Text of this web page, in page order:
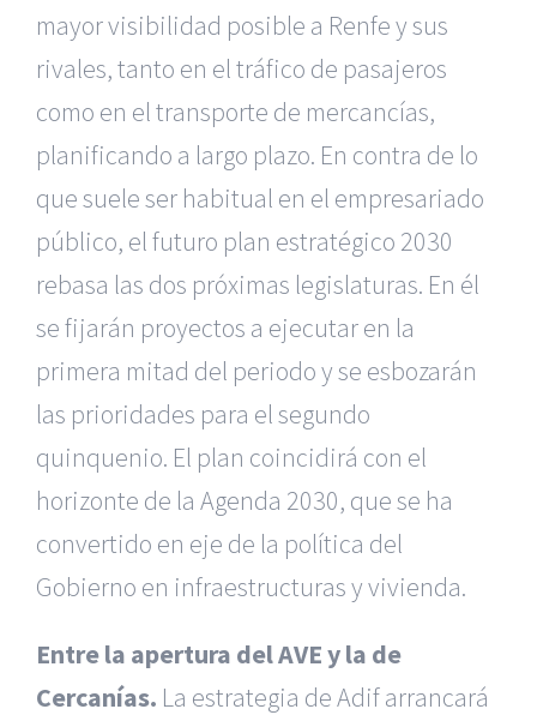
mayor visibilidad posible a Renfe y sus
rivales, tanto en el tráfico de pasajeros
como en el transporte de mercancías,
planificando a largo plazo. En contra de lo
que suele ser habitual en el empresariado
público, el futuro plan estratégico 2030
rebasa las dos próximas legislaturas. En él
se fijarán proyectos a ejecutar en la
primera mitad del periodo y se esbozarán
las prioridades para el segundo
quinquenio. El plan coincidirá con el
horizonte de la Agenda 2030, que se ha
convertido en eje de la política del
Gobierno en infraestructuras y vivienda.
Entre la apertura del AVE y la de
Cercanías. La estrategia de Adif arrancará